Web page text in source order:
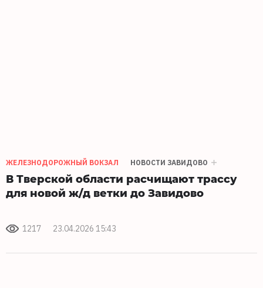
ЖЕЛЕЗНОДОРОЖНЫЙ ВОКЗАЛ НОВОСТИ ЗАВИДОВО
В Тверской области расчищают трассу
для новой ж/д ветки до Завидово
1217 23.04.2026 15:43